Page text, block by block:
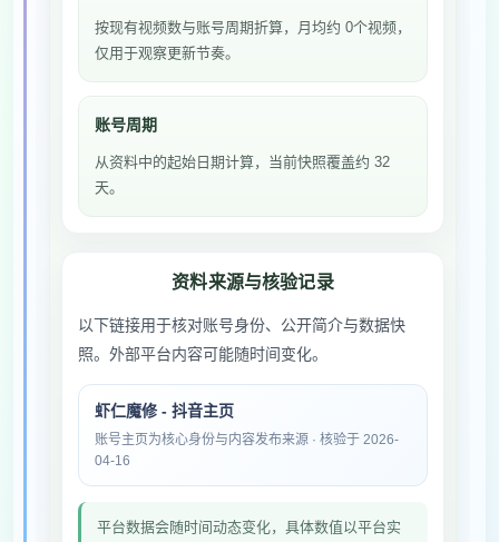
按现有视频数与账号周期折算，月均约 0个视频，
仅用于观察更新节奏。
账号周期
从资料中的起始日期计算，当前快照覆盖约 32
天。
资料来源与核验记录
以下链接用于核对账号身份、公开简介与数据快
照。外部平台内容可能随时间变化。
虾仁魔修 - 抖音主页
账号主页为核心身份与内容发布来源 · 核验于 2026-
04-16
平台数据会随时间动态变化，具体数值以平台实